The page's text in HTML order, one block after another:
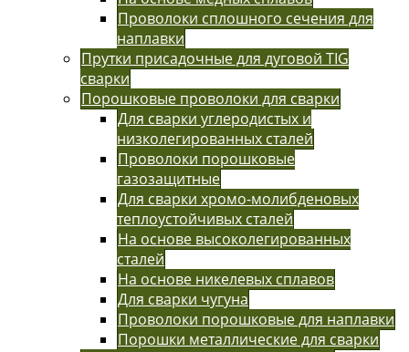
Проволоки сплошного сечения для
наплавки
Прутки присадочные для дуговой TIG
сварки
Порошковые проволоки для сварки
Для сварки углеродистых и
низколегированных сталей
Проволоки порошковые
газозащитные
Для сварки хромо-молибденовых
теплоустойчивых сталей
На основе высоколегированных
сталей
На основе никелевых сплавов
Для сварки чугуна
Проволоки порошковые для наплавки
Порошки металлические для сварки